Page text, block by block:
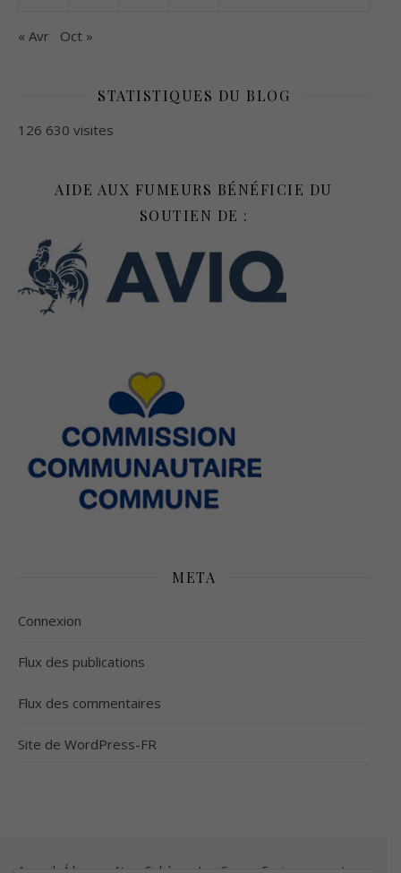
« Avr Oct »
STATISTIQUES DU BLOG
126 630 visites
AIDE AUX FUMEURS BÉNÉFICIE DU
SOUTIEN DE :
META
Connexion
Flux des publications
Flux des commentaires
Site de WordPress-FR